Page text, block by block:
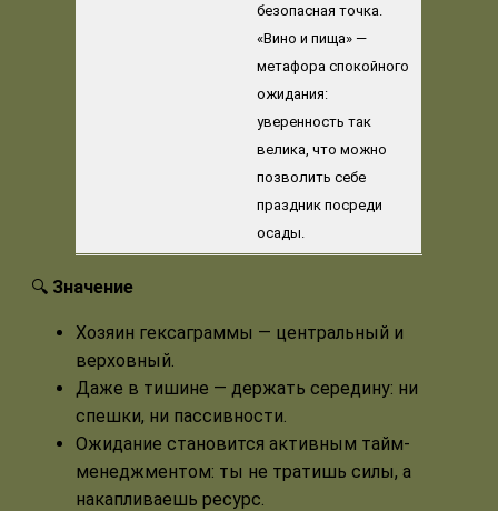
безопасная точка.
«Вино и пища» —
метафора спокойного
ожидания:
уверенность так
велика, что можно
позволить себе
праздник посреди
осады.
🔍 Значение
Хозяин гексаграммы — центральный и
верховный.
Даже в тишине — держать середину: ни
спешки, ни пассивности.
Ожидание становится активным тайм-
менеджментом: ты не тратишь силы, а
накапливаешь ресурс.